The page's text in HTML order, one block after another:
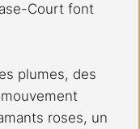
Court font
plumes, des
roses, un